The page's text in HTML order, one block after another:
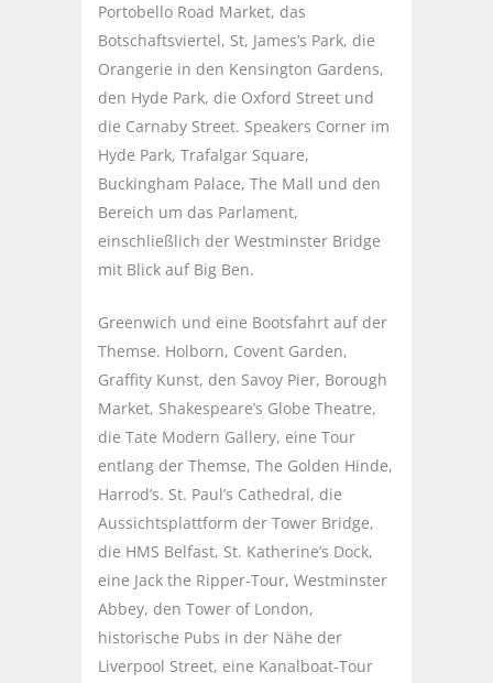
Portobello Road Market, das
Botschaftsviertel, St, James’s Park, die
Orangerie in den Kensington Gardens,
den Hyde Park, die Oxford Street und
die Carnaby Street. Speakers Corner im
Hyde Park, Trafalgar Square,
Buckingham Palace, The Mall und den
Bereich um das Parlament,
einschließlich der Westminster Bridge
mit Blick auf Big Ben.
Greenwich und eine Bootsfahrt auf der
Themse. Holborn, Covent Garden,
Graffity Kunst, den Savoy Pier, Borough
Market, Shakespeare’s Globe Theatre,
die Tate Modern Gallery, eine Tour
entlang der Themse, The Golden Hinde,
Harrod’s. St. Paul’s Cathedral, die
Aussichtsplattform der Tower Bridge,
die HMS Belfast, St. Katherine’s Dock,
eine Jack the Ripper-Tour, Westminster
Abbey, den Tower of London,
historische Pubs in der Nähe der
Liverpool Street, eine Kanalboat-Tour